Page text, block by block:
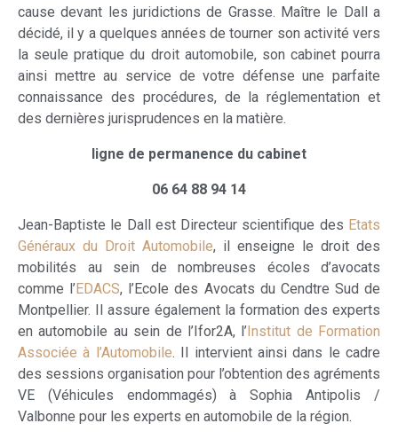
cause devant les juridictions de Grasse. Maître le Dall a
décidé, il y a quelques années de tourner son activité vers
la seule pratique du droit automobile, son cabinet pourra
ainsi mettre au service de votre défense une parfaite
connaissance des procédures, de la réglementation et
des dernières jurisprudences en la matière.
ligne de permanence du cabinet
06 64 88 94 14
Jean-Baptiste le Dall est Directeur scientifique des Etats
Généraux du Droit Automobile, il enseigne le droit des
mobilités au sein de nombreuses écoles d’avocats
comme l’EDACS, l’Ecole des Avocats du Cendtre Sud de
Montpellier. Il assure également la formation des experts
en automobile au sein de l’Ifor2A, l’Institut de Formation
Associée à l’Automobile. Il intervient ainsi dans le cadre
des sessions organisation pour l’obtention des agréments
VE (Véhicules endommagés) à Sophia Antipolis /
Valbonne pour les experts en automobile de la région.